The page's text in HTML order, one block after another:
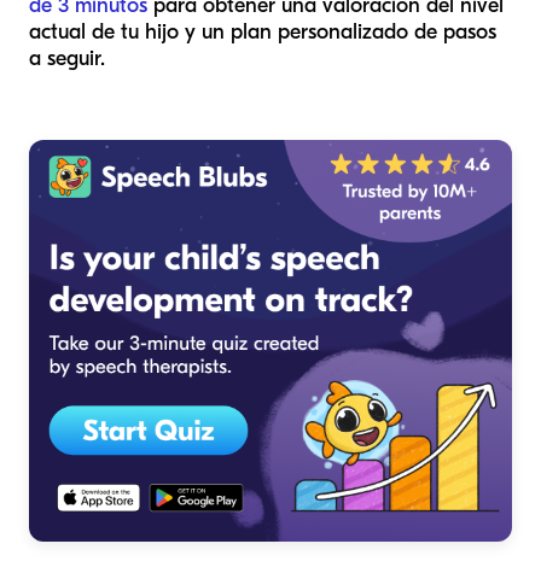
actual de tu hijo y un plan personalizado de pasos
a seguir.